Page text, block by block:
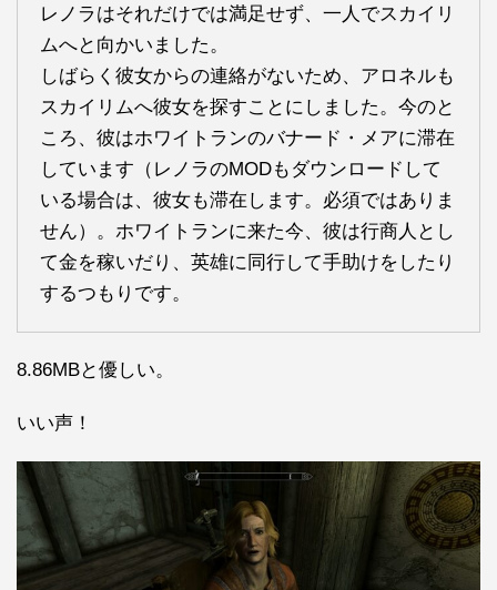
レノラはそれだけでは満足せず、一人でスカイリ
ムへと向かいました。
しばらく彼女からの連絡がないため、アロネルも
スカイリムへ彼女を探すことにしました。今のと
ころ、彼はホワイトランのバナード・メアに滞在
しています（レノラのMODもダウンロードして
いる場合は、彼女も滞在します。必須ではありま
せん）。ホワイトランに来た今、彼は行商人とし
て金を稼いだり、英雄に同行して手助けをしたり
するつもりです。
8.86MBと優しい。
いい声！